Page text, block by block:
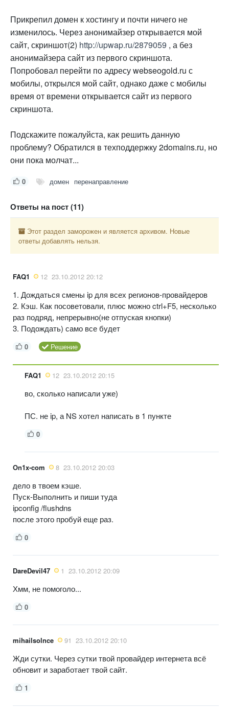
Прикрепил домен к хостингу и почти ничего не
изменилось. Через анонимайзер открывается мой
сайт, скриншот(2) http://upwap.ru/2879059 , а без
анонимайзера сайт из первого скриншота.
Попробовал перейти по адресу webseogold.ru с
мобилы, открылся мой сайт, однако даже с мобилы
время от времени открывается сайт из первого
скриншота.
Подскажите пожалуйста, как решить данную
проблему? Обратился в техподдержку 2domains.ru, но
они пока молчат...
0 домен перенаправление
Ответы на пост (11)
Этот раздел заморожен и является архивом. Новые
ответы добавлять нельзя.
FAQ1 12 23.10.2012 20:12
1. Дождаться смены ip для всех регионов-провайдеров
2. Кэш. Как посоветовали, плюс можно ctrl+F5, несколько
раз подряд, непрерывно(не отпуская кнопки)
3. Подождать) само все будет
0 Решение
FAQ1 12 23.10.2012 20:15
во, сколько написали уже)
ПС. не ip, а NS хотел написать в 1 пункте
0
On1x-com 8 23.10.2012 20:03
дело в твоем кэше.
Пуск-Выполнить и пиши туда
ipconfig /flushdns
после этого пробуй еще раз.
0
DareDevil47 1 23.10.2012 20:09
Хмм, не помоголо...
0
mihailsolnce 91 23.10.2012 20:10
Жди сутки. Через сутки твой провайдер интернета всё
обновит и заработает твой сайт.
1